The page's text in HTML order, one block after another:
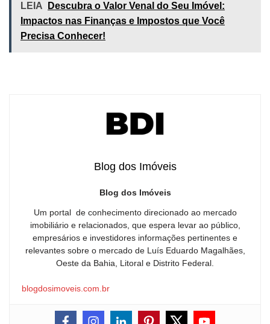
LEIA
Descubra o Valor Venal do Seu Imóvel:
Impactos nas Finanças e Impostos que Você
Precisa Conhecer!
Blog dos Imóveis
Blog dos Imóveis
Um portal de conhecimento direcionado ao mercado
imobiliário e relacionados, que espera levar ao público,
empresários e investidores informações pertinentes e
relevantes sobre o mercado de Luís Eduardo Magalhães,
Oeste da Bahia, Litoral e Distrito Federal.
blogdosimoveis.com.br